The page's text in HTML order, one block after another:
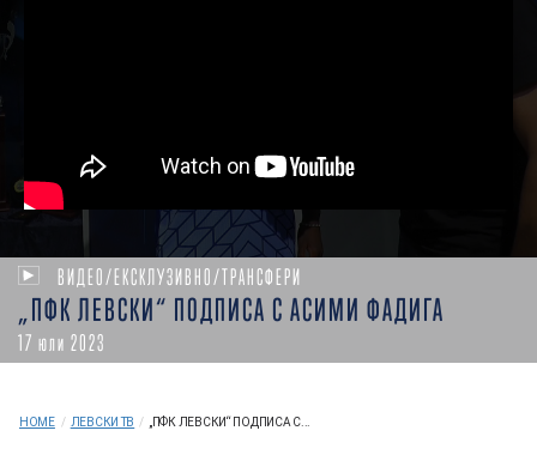
ВИДЕО/ЕКСКЛУЗИВНО/ТРАНСФЕРИ
„ПФК ЛЕВСКИ“ ПОДПИСА С АСИМИ ФАДИГА
17 юли 2023
HOME / ЛЕВСКИ ТВ / „ПФК ЛЕВСКИ“ ПОДПИСА С...